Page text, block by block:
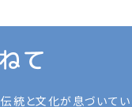
と文化が息づいてい